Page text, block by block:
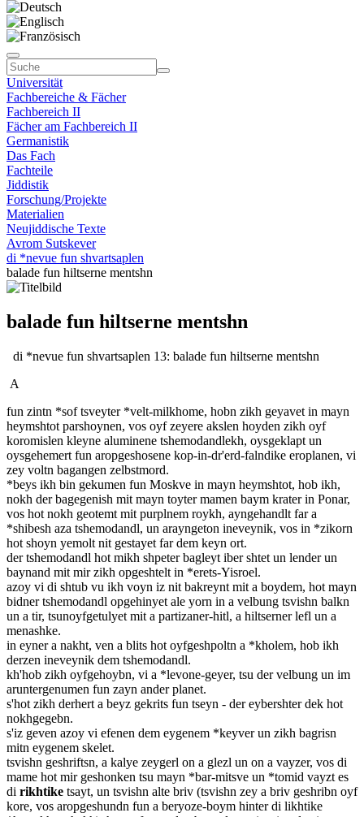
Universität
Fachbereiche & Fächer
Fachbereich II
Fächer am Fachbereich II
Germanistik
Das Fach
Fachteile
Jiddistik
Forschung/Projekte
Materialien
Neujiddische Texte
Avrom Sutskever
di *nevue fun shvartsaplen
balade fun hiltserne mentshn
balade fun hiltserne mentshn
di *nevue fun shvartsaplen 13: balade fun hiltserne mentshn
A
fun zintn *sof tsveyter *velt-milkhome, hobn zikh geyavet in mayn
heymshtot parshoynen, vos oyf zeyere akslen hoyden zikh oyf
koromislen kleyne aluminene tshemodandlekh, oysgeklapt un
oysgehemert fun aropgeshosene kop-in-dr'erd-falndike eroplanen, vi
zey voltn bagangen zelbstmord.
*beys ikh bin gekumen fun Moskve in mayn heymshtot, hob ikh,
nokh der bagegenish mit mayn toyter mamen baym krater in Ponar,
vos hot nokh geotemt mit purplnem roykh, ayngehandlt far a
*shibesh aza tshemodandl, un arayngeton ineveynik, vos in *zikorn
hot shoyn yemolt nit gestayet far dem keyn ort.
der tshemodandl hot mikh shpeter bagleyt iber shtet un lender un
baynand mit mir zikh opgeshtelt in *erets-Yisroel.
azoy vi di shtub vu ikh voyn iz nit bakreynt mit a boydem, hot mayn
bidner tshemodandl opgehinyet ale yorn in a velbung tsvishn balkn
un a tir, tsunoyfgetulyet mit a partizaner-hitl, a hiltserner lefl un a
menashke.
in eyner a nakht, ven a blits hot oyfgeshpoltn a *kholem, hob ikh
derzen ineveynik dem tshemodandl.
kh'hob zikh oyfgehoybn, vi a *levone-geyer, tsu der velbung un im
aruntergenumen fun zayn ander planet.
s'hot zikh derhert a beyz gekrits fun tseyn - der eybershter dek hot
nokhgegebn.
s'iz geven azoy vi efenen dem eygenem *keyver un zikh bagrisn
mitn eygenem skelet.
tsvishn geshriftsn, a kalye zeygerl on a glezl un on a vayzer, vos di
mame hot mir geshonken tsu mayn *bar-mitsve un *tomid vayzt es
di rikhtike tsayt, un tsvishn alte briv (tsvishn zey a briv geshribn oyf
kore, vos aropgeshundn fun a beryoze-boym hinter di likhtike